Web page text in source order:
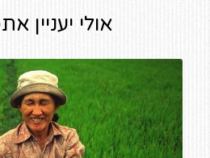
אולי יעניין